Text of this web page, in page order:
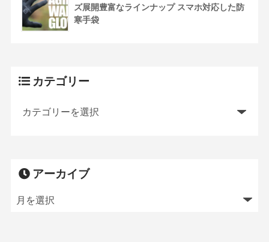
ズ展開豊富なラインナップ スマホ対応した防
寒手袋
カテゴリー
アーカイブ